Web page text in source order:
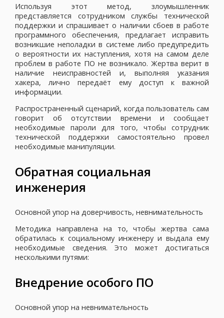
Используя этот метод, злоумышленник
представляется сотрудником службы технической
поддержки и спрашивает о наличии сбоев в работе
программного обеспечения, предлагает исправить
возникшие неполадки в системе либо предупредить
о вероятности их наступления, хотя на самом деле
проблем в работе ПО не возникало. Жертва верит в
наличие неисправностей и, выполняя указания
хакера, лично передаёт ему доступ к важной
информации.
Распространенный сценарий, когда пользователь сам
говорит об отсутствии времени и сообщает
необходимые пароли для того, чтобы сотрудник
технической поддержки самостоятельно провел
необходимые манипуляции.
Обратная социальная
инженерия
Основной упор на доверчивость, невнимательность
Методика направлена на то, чтобы жертва сама
обратилась к социальному инженеру и выдала ему
необходимые сведения. Это может достигаться
несколькими путями:
Внедрение особого ПО
Основной упор на невнимательность